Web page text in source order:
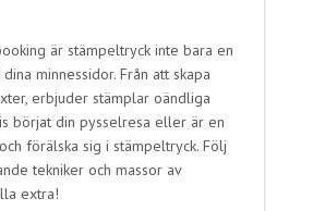
är stämpeltryck inte bara en
minnessidor. Från att skapa
erbjuder stämplar oändliga
börjat din pysselresa eller är en
förälska sig i stämpeltryck. Följ
tekniker och massor av
extra!